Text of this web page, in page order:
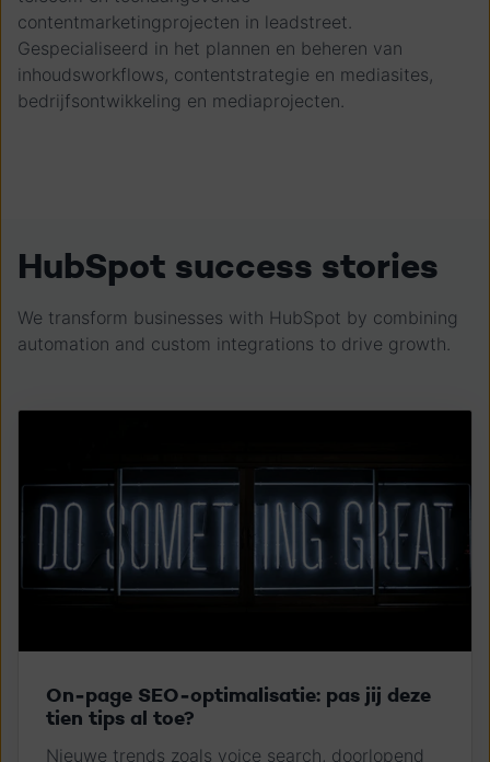
contentmarketingprojecten in leadstreet.
Gespecialiseerd in het plannen en beheren van
inhoudsworkflows, contentstrategie en mediasites,
bedrijfsontwikkeling en mediaprojecten.
HubSpot success stories
We transform businesses with HubSpot by combining
automation and custom integrations to drive growth.
On-page SEO-optimalisatie: pas jij deze
tien tips al toe?
Nieuwe trends zoals voice search, doorlopend